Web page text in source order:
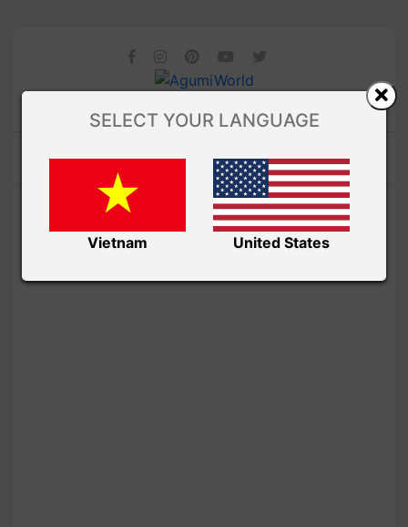
SELECT YOUR LANGUAGE
Vietnam United States